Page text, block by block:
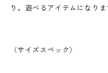
り。遊べるアイテムになりま
〈サイズスペック〉